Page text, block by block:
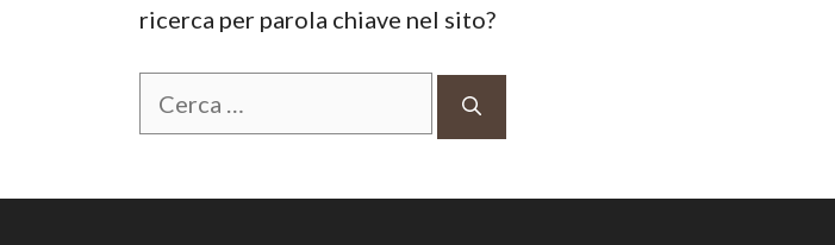
ricerca per parola chiave nel sito?
Ricerca